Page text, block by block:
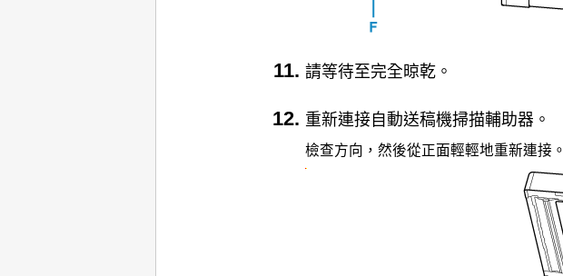
請等待至完全晾乾。
重新連接 自動送稿機掃描輔助器 。
檢查方向，然後從正面輕輕地重新連接。